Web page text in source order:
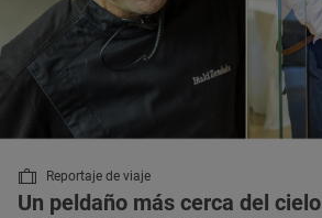
Reportaje de viaje
Un peldaño más cerca del cielo